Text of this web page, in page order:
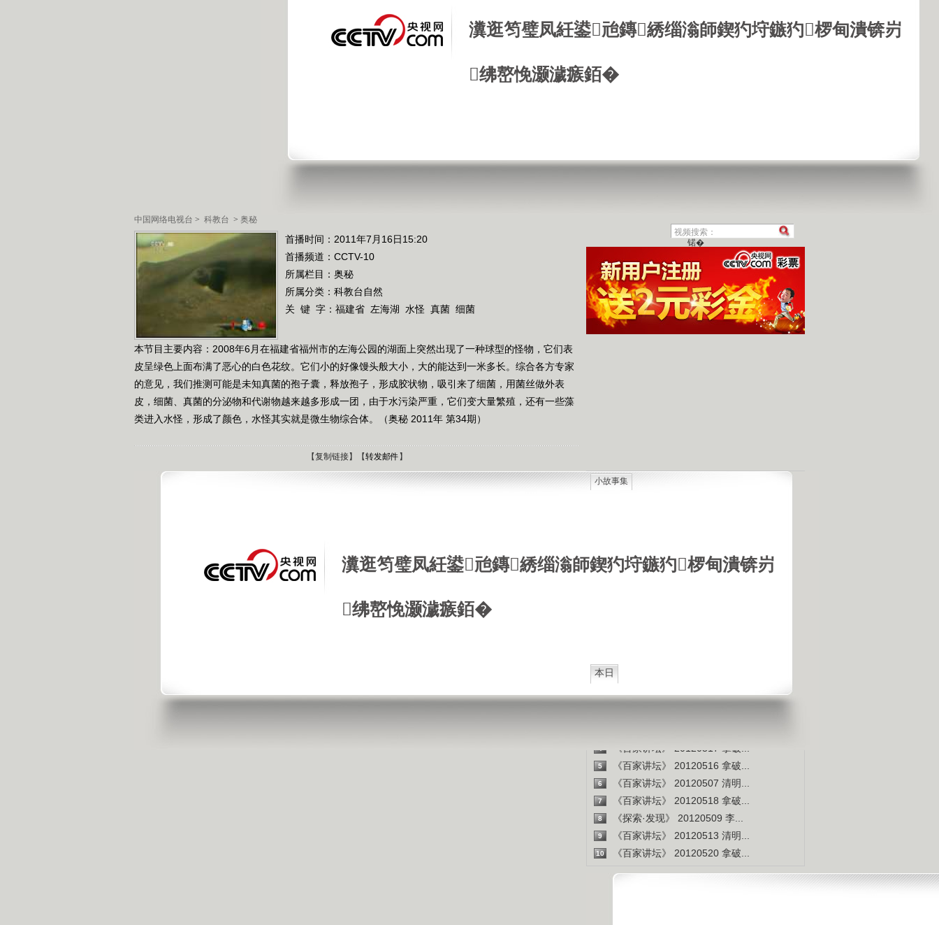
瀵逛笉璧凤紝鍙兘鏄綉缁滃師鍥犳垨鏃犳椤甸潰锛岃
绋嶅悗灏濊瘯銆�
中国网络电视台 > 科教台 > 奥秘
首播时间：2011年7月16日15:20
首播频道： CCTV-10
所属栏目： 奥秘
所属分类：科教台自然
关 键 字： 福建省 左海湖 水怪 真菌 细菌
本节目主要内容：2008年6月在福建省福州市的左海公园的湖面上突然出现了一种球型的怪物，它们表
皮呈绿色上面布满了恶心的白色花纹。它们小的好像馒头般大小，大的能达到一米多长。综合各方专家
的意见，我们推测可能是未知真菌的孢子囊，释放孢子，形成胶状物，吸引来了细菌，用菌丝做外表
皮，细菌、真菌的分泌物和代谢物越来越多形成一团，由于水污染严重，它们变大量繁殖，还有一些藻
类进入水怪，形成了颜色，水怪其实就是微生物综合体。（奥秘 2011年 第34期）
【复制链接】【转发邮件 】
瀵逛笉璧凤紝鍙兘鏄綉缁滃師鍥犳垨鏃犳椤甸潰锛岃
绋嶅悗灏濊瘯銆�
锘�
小故事集
肯尼迪是第一个不了解UFO真相的总统
狼和犬的交配是非常困难的事情
本日
1 《百家讲坛》 20120514 拿破...
《百家讲坛》 20120517 拿破...
5 《百家讲坛》 20120516 拿破...
6 《百家讲坛》 20120507 清明...
7 《百家讲坛》 20120518 拿破...
8 《探索·发现》 20120509 李...
9 《百家讲坛》 20120513 清明...
10 《百家讲坛》 20120520 拿破...